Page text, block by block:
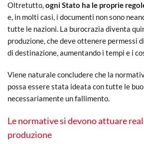
Oltretutto,ogni Stato ha le proprie
e, in molti casi, i documenti non sono
tutte le nazioni. La burocrazia diventa
produzione, che deve ottenere permessi
di destinazione, aumentando i tempi e i
Viene naturale concludere che la
possa essere stata ideata con tutte le
necessariamente un fallimento.
Le normative si devono attuare
produzione